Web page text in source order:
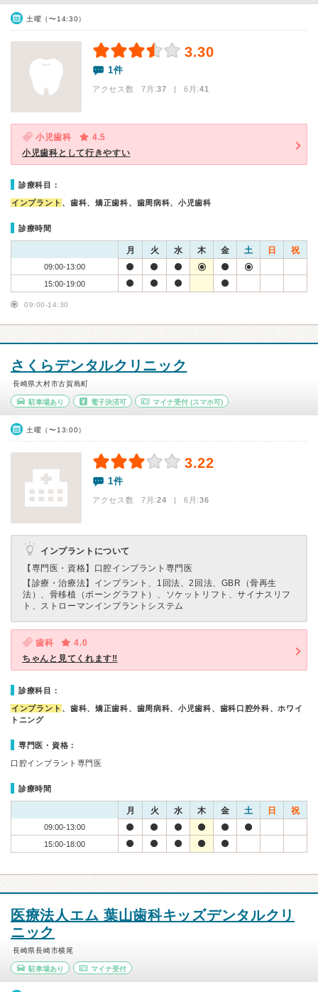
土曜（〜14:30）
3.30
1件
アクセス数 7月:37 | 6月:41
小児歯科
4.5
小児歯科として行きやすい
診療科目：
インプラント 、歯科、矯正歯科、歯周病科、小児歯科
診療時間
月 火 水 木 金 土 日 祝
09:00-13:00
15:00-19:00
09:00-14:30
さくらデンタルクリニック
長崎県大村市古賀島町
駐車場あり 電子決済可 マイナ受付 (スマホ可)
土曜（〜13:00）
3.22
1件
アクセス数 7月:24 | 6月:36
インプラントについて
【専門医・資格】 口腔インプラント専門医
【診療・治療法】 インプラント、1回法、2回法、GBR（骨再生
法）、骨移植（ボーングラフト）、ソケットリフト、サイナスリフ
ト、ストローマンインプラントシステム
歯科
4.0
ちゃんと見てくれます‼︎
診療科目：
インプラント 、歯科、矯正歯科、歯周病科、小児歯科、歯科口腔外科、ホワイ
トニング
専門医・資格：
口腔インプラント専門医
診療時間
月 火 水 木 金 土 日 祝
09:00-13:00
15:00-18:00
医療法人エム 葉山歯科キッズデンタルクリ
ニック
長崎県長崎市横尾
駐車場あり マイナ受付